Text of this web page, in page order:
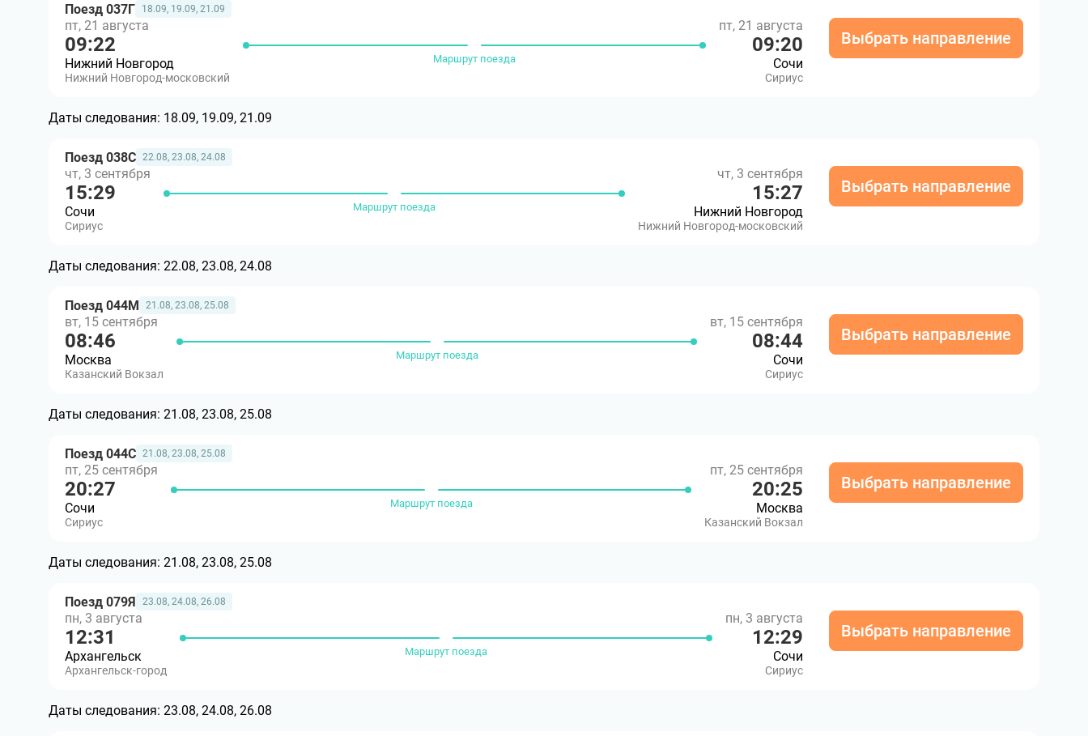
Поезд 037Г 18.09, 19.09, 21.09
пт, 21 августа
09:22
Нижний Новгород
Нижний Новгород-московский
Маршрут поезда
пт, 21 августа
09:20
Сочи
Сириус
Выбрать направление
Даты следования: 18.09, 19.09, 21.09
Поезд 038С 22.08, 23.08, 24.08
чт, 3 сентября
15:29
Сочи
Сириус
Маршрут поезда
чт, 3 сентября
15:27
Нижний Новгород
Нижний Новгород-московский
Выбрать направление
Даты следования: 22.08, 23.08, 24.08
Поезд 044М 21.08, 23.08, 25.08
вт, 15 сентября
08:46
Москва
Казанский Вокзал
Маршрут поезда
вт, 15 сентября
08:44
Сочи
Сириус
Выбрать направление
Даты следования: 21.08, 23.08, 25.08
Поезд 044С 21.08, 23.08, 25.08
пт, 25 сентября
20:27
Сочи
Сириус
Маршрут поезда
пт, 25 сентября
20:25
Москва
Казанский Вокзал
Выбрать направление
Даты следования: 21.08, 23.08, 25.08
Поезд 079Я 23.08, 24.08, 26.08
пн, 3 августа
12:31
Архангельск
Архангельск-город
Маршрут поезда
пн, 3 августа
12:29
Сочи
Сириус
Выбрать направление
Даты следования: 23.08, 24.08, 26.08